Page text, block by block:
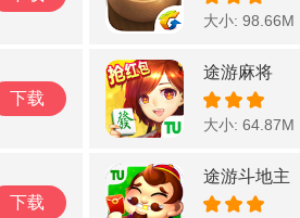
大小: 98.66M
下载
途游麻将
大小: 64.87M
下载
途游斗地主